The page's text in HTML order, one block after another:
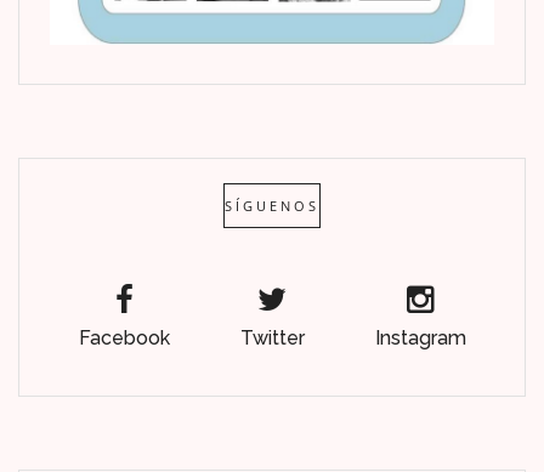
SÍGUENOS
Facebook Twitter Instagram